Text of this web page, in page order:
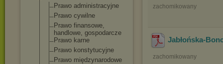
Prawo administracyjne
Prawo cywilne
Prawo finansowe,
handlowe, gospodarcze
Prawo karne
Prawo konstytucyjne
Prawo międzynarodowe
zachomikowany
Jabłońska-
zachomikowany